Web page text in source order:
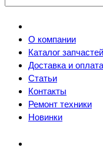
О компании
Каталог запчастей
Доставка и оплата
Статьи
Контакты
Ремонт техники
Новинки